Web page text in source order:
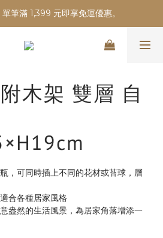
筆滿 1,399 元即享免運優惠。
木架 雙層 自
，可同時插上不同的花材或苔球，層
合各種居家風格
盎然的生活風景，為居家角落增添一